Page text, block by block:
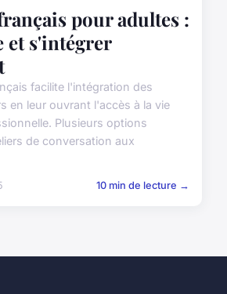
pour adultes :
et s'intégrer
facilite l'intégration des
en leur ouvrant l'accès à la vie
Plusieurs options
de conversation aux
10 min de lecture →